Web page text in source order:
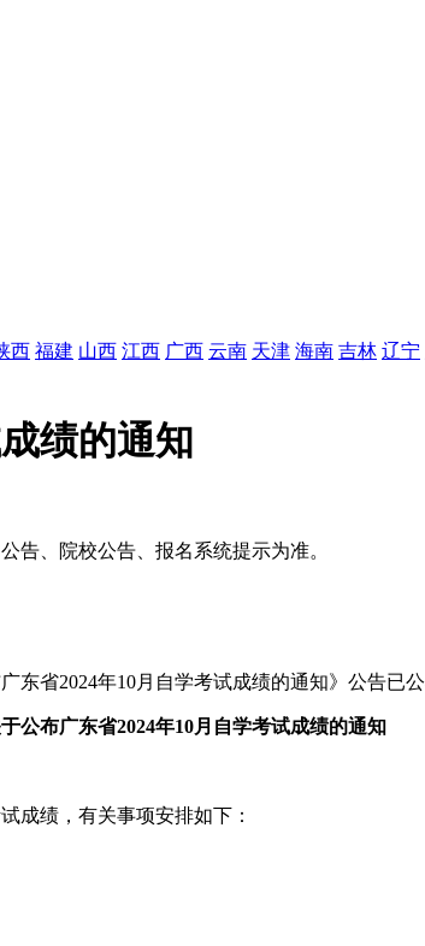
西 福建 山西 江西 广西 云南 天津 海南 吉林 辽宁
绩的通知
告、院校公告、报名系统提示为准。
东省2024年10月自学考试成绩的通知》公告已
公布广东省2024年10月自学考试成绩的通知
成绩，有关事项安排如下：